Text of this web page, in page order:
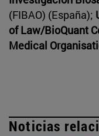
(FIBAO) (España);
of Law/BioQuant
Medical
Noticias